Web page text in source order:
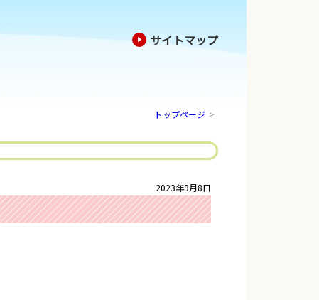
サイトマップ
トップページ >
2023年9月8日